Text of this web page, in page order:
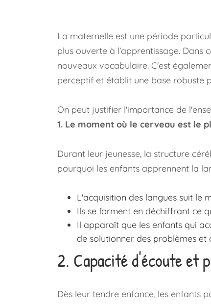
La maternelle est une période
plus ouverte à l’apprentissage.
nouveaux vocabulaire. C'est
perceptif et établit une base robuste
On peut justifier l'importance de
1. Le moment où le cerveau est le
Durant leur jeunesse, la structure
pourquoi les enfants apprennent la
L'acquisition des langues suit le
Ils se forment en déchiffrant ce
Il apparaît que les enfants qui
de solutionner des problèmes et
2. Capacité d'écoute et
Dès leur tendre enfance, les enfants